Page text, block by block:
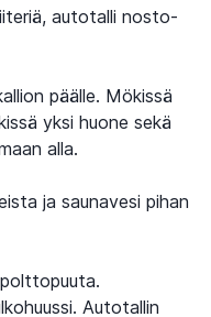
autotalli nosto-
päälle. Mökissä
yksi huone sekä
alla.
ja saunavesi pihan
Autotallin